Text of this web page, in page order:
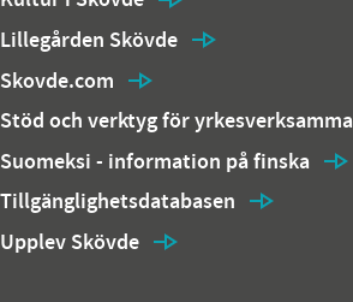
Lillegården Skövde
Skovde.com
Stöd och verktyg för yrkesverksamma
Suomeksi - information på finska
Tillgänglighetsdatabasen
Upplev Skövde